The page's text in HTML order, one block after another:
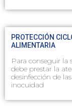
PROTECCIÓN
ALIMENTARIA
Para conseguir
debe prestar la
desinfección de
inocuidad